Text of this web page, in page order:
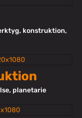
konstruktion,
planetarie